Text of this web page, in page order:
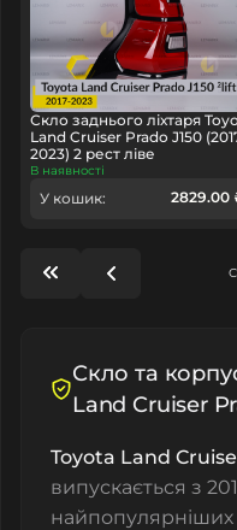
Скло заднього ліхтаря
Land Cruiser Prado J150
2023) 2 рест ліве
В наявності
У кошик: 2829.00
Скло та
Land Cruiser
Toyota Land
випускається з
найпопулярніших